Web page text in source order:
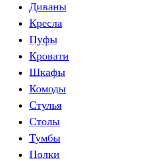
Диваны
Кресла
Пуфы
Кровати
Шкафы
Комоды
Стулья
Столы
Тумбы
Полки